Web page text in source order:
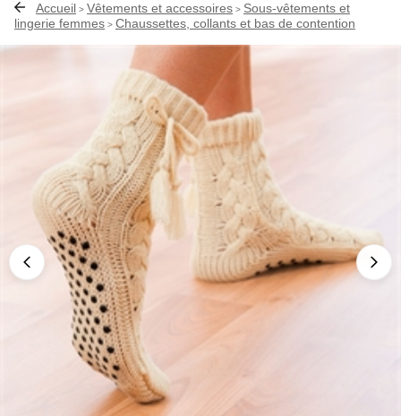
Accueil > Vêtements et accessoires > Sous-vêtements et
lingerie femmes > Chaussettes, collants et bas de contention